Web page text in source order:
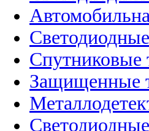
Спутниковые
Защищенные